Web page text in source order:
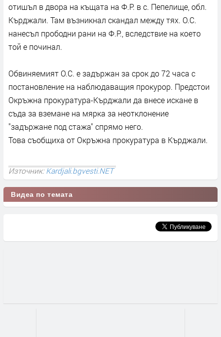
отишъл в двора на къщата на Ф.Р. в с. Пепелище, обл.
Кърджали. Там възникнал скандал между тях. О.С.
нанесъл прободни рани на Ф.Р., вследствие на което
той е починал.
Обвиняемият О.С. е задържан за срок до 72 часа с
постановление на наблюдаващия прокурор. Предстои
Окръжна прокуратура-Кърджали да внесе искане в
съда за вземане на мярка за неотклонение
"задържане под стажа" спрямо него.
Това съобщиха от Окръжна прокуратура в Кърджали.
Източник:Kardjali.bgvesti.NET
Видеа по темата